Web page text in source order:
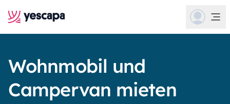
Wohnmobil und
Campervan mieten